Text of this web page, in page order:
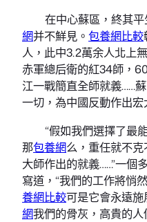
在中心蘇區，終其
網并不鮮見。 包養網比較
人，此中3.2萬余人北上
赤軍總后衛的紅34師，
江一戰簡直全師就義……
一切，為中國反動作出
“假如我們選擇了最
那包養網么，重任就不
大師作出的就義……”一個
寫道，“我們的工作將悄
養網比較可是它會永遠
網我們的骨灰，高貴的人